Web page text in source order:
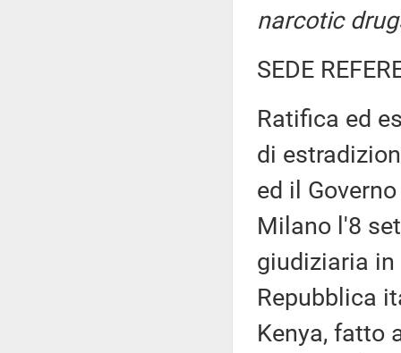
narcotic
SEDE
Ratifica ed
di
ed il
Milano l'8
giudiziaria in
Repubblica
Kenya, fatto